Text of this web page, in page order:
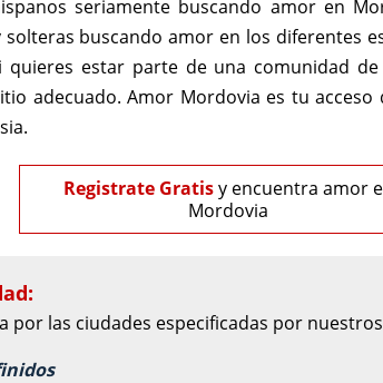
seriamente buscando amor en
buscando amor en los diferentes
quieres estar parte de una comunidad
adecuado. Amor Mordovia es tu
Registrate Gratisy encuentra amor
Mordovia
por las ciudades especificadas por